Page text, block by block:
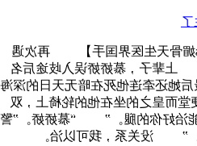
【偏执自卑轮椅大佬vs媚骨
上你，是我的人间幸事。 上
声尽毀，众叛亲离，临到最后她
中。 重回十八岁，她便堂而
眸水光潋滟：“相信我，我能治
告声：“离我远点，我有病